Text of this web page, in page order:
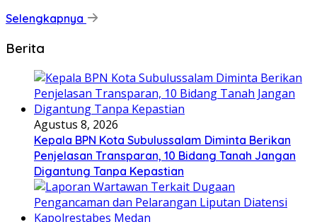
Selengkapnya
Berita
Agustus 8, 2026
Kepala BPN Kota Subulussalam Diminta Berikan
Penjelasan Transparan, 10 Bidang Tanah Jangan
Digantung Tanpa Kepastian